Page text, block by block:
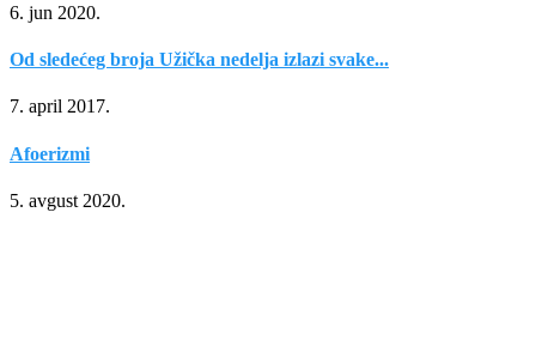
6. jun 2020.
Od sledećeg broja Užička nedelja izlazi svake...
7. april 2017.
Afoerizmi
5. avgust 2020.